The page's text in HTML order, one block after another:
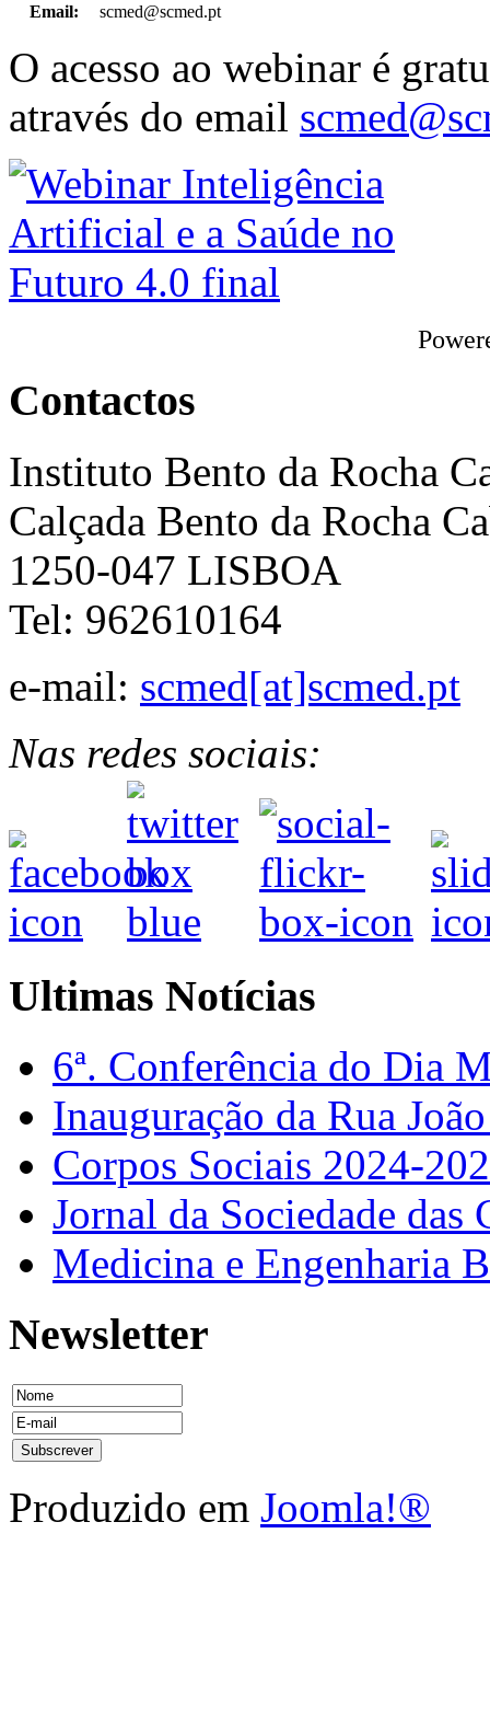
Email:
scmed@scmed.pt
O acesso ao webinar é
através do email
Contactos
Instituto Bento da Rocha
Calçada Bento da Rocha
1250-047 LISBOA
Tel: 962610164
e-mail: scmed[at]scmed.pt
Nas redes sociais:
Ultimas Notícias
6ª. Conferência do Dia
Inauguração da Rua
Corpos Sociais 2024-
Jornal da Sociedade
Medicina e Engenharia
Newsletter
Produzido em Joomla!®